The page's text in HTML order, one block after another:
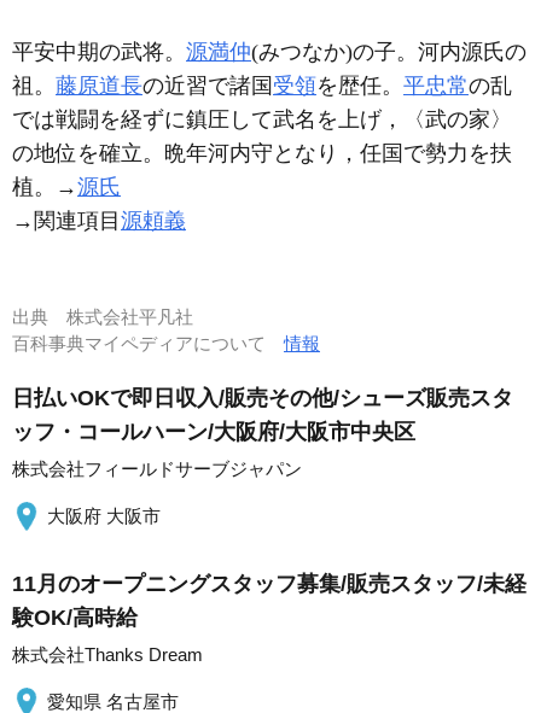
平安中期の武将。 源満仲(みつなか)の子。河内源氏の
祖。 藤原道長の近習で諸国 受領を歴任。 平忠常の乱
では戦闘を経ずに鎮圧して武名を上げ，〈武の家〉
の地位を確立。晩年河内守となり，任国で勢力を扶
植。→源氏
→関連項目 源頼義
出典 株式会社平凡社
百科事典マイペディアについて情報
日払いOKで即日収入/販売その他/シューズ販売スタ
ッフ・コールハーン/大阪府/大阪市中央区
株式会社フィールドサーブジャパン
大阪府 大阪市
11月のオープニングスタッフ募集/販売スタッフ/未経
験OK/高時給
株式会社Thanks Dream
愛知県 名古屋市